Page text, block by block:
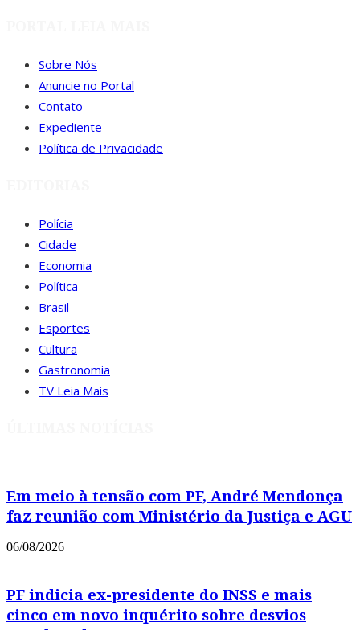
Sobre Nós
Anuncie no Portal
Contato
Expediente
Política de Privacidade
Polícia
Cidade
Economia
Política
Brasil
Esportes
Cultura
Gastronomia
TV Leia Mais
Em meio à tensão com PF, André Mendonça
faz reunião com Ministério da Justiça e AGU
06/08/2026
PF indicia ex-presidente do INSS e mais
cinco em novo inquérito sobre desvios